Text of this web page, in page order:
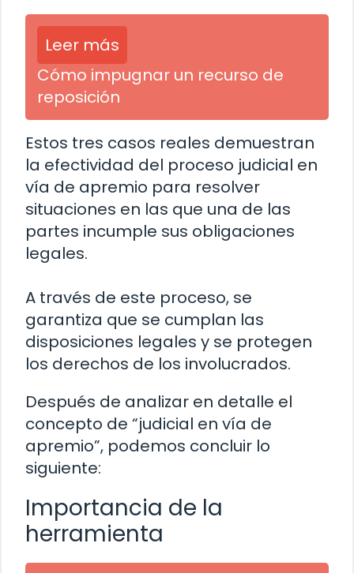
Leer más
Cómo impugnar un recurso de
reposición
Estos tres casos reales demuestran
la efectividad del proceso judicial en
vía de apremio para resolver
situaciones en las que una de las
partes incumple sus obligaciones
legales.
A través de este proceso, se
garantiza que se cumplan las
disposiciones legales y se protegen
los derechos de los involucrados.
Después de analizar en detalle el
concepto de “judicial en vía de
apremio”, podemos concluir lo
siguiente:
Importancia de la
herramienta